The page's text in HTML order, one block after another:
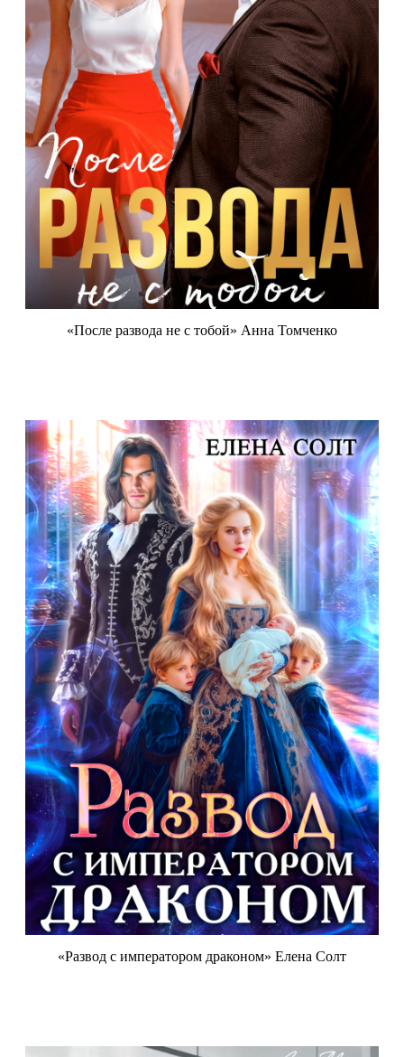
«После развода не с тобой» Анна Томченко
«Развод с императором драконом» Елена Солт